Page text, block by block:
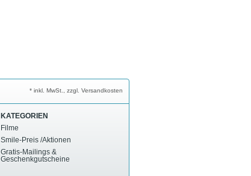
* inkl. MwSt., zzgl. Versandkosten
KATEGORIEN
Filme
Smile-Preis /Aktionen
Gratis-Mailings &
Geschenkgutscheine